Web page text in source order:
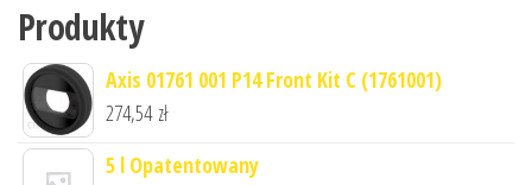
Produkty
Axis 01761 001 P14 Front Kit C (1761001)
274,54 zł
5 l Opatentowany